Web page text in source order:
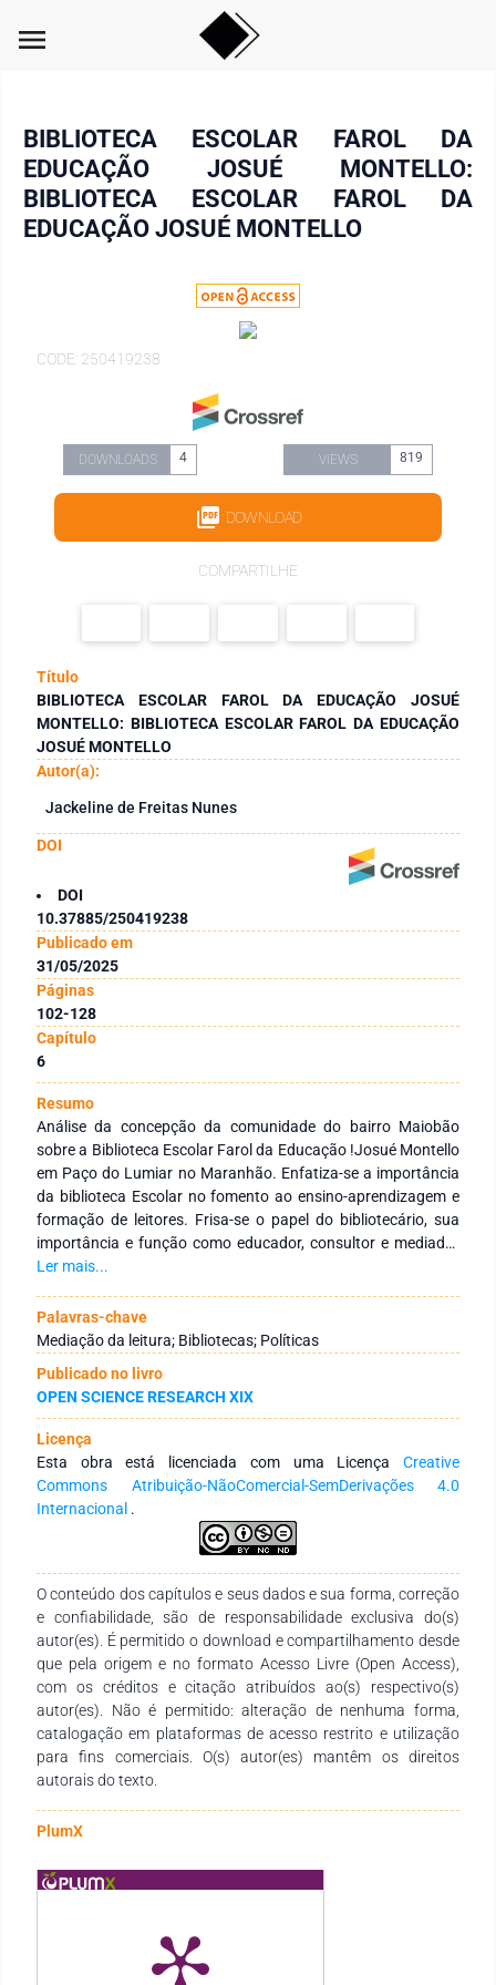
menu
BIBLIOTECA ESCOLAR FAROL DA
EDUCAÇÃO JOSUÉ MONTELLO:
BIBLIOTECA ESCOLAR FAROL DA
EDUCAÇÃO JOSUÉ MONTELLO
CODE: 250419238
DOWNLOADS 4 VIEWS 819
DOWNLOAD
COMPARTILHE
Título
BIBLIOTECA ESCOLAR FAROL DA EDUCAÇÃO JOSUÉ
MONTELLO: BIBLIOTECA ESCOLAR FAROL DA EDUCAÇÃO
JOSUÉ MONTELLO
Autor(a):
Jackeline de Freitas Nunes
DOI
DOI
10.37885/250419238
Publicado em
31/05/2025
Páginas
102-128
Capítulo
6
Resumo
Análise da concepção da comunidade do bairro Maiobão
sobre a Biblioteca Escolar Farol da Educação !Josué Montello
em Paço do Lumiar no Maranhão. Enfatiza-se a importância
da biblioteca Escolar no fomento ao ensino-aprendizagem e
formação de leitores. Frisa-se o papel do bibliotecário, sua
importância e função como educador, consultor e mediador
da informação. Avalia-se a atuação da Biblioteca Farol da
implantada, apresentando os resultados obtidos através de
pesquisa de campo onde foi aplicado questionário aos
moradores do bairro, realizado entrevista com a supervisora
estadual das Biblioteca Farol da Educação do Maranhão e
com os presidentes das entidades sociais representativas da
comunidade. Depreende-se, com base na análise das
informações coletadas, que: a frequência dos usuários na
Biblioteca Farol da Educação está relacionada à pesquisa
para trabalhos escolares e realização de provas; as
atividades e serviços não têm obtido um bom índice de
participação, uma vez que a minoria são envolvidos nas
estudo, nota-se que a Biblioteca Farol da Educação tem
estado presente na vida dos comunitários. Conclui-se que a
Biblioteca escolar farol da educação Josué Montello tem
contribuído de forma elementar no fomento ao ensino-
aprendizagem e na formação de leitores na comunidade do
Maiobão, contudo há a necessidade de incrementos efetivos
no fortalecimento desse equipamento informacional para
melhor desenvolvimento da cultura e das políticas de leitura.
Ler mais...
Palavras-chave
Mediação da leitura; Bibliotecas; Políticas
Publicado no livro
OPEN SCIENCE RESEARCH XIX
Licença
Esta obra está licenciada com uma Licença Creative
Commons Atribuição-NãoComercial-SemDerivações 4.0
Internacional .
O conteúdo dos capítulos e seus dados e sua forma, correção
e confiabilidade, são de responsabilidade exclusiva do(s)
autor(es). É permitido o download e compartilhamento desde
que pela origem e no formato Acesso Livre (Open Access),
com os créditos e citação atribuídos ao(s) respectivo(s)
autor(es). Não é permitido: alteração de nenhuma forma,
catalogação em plataformas de acesso restrito e utilização
para fins comerciais. O(s) autor(es) mantêm os direitos
autorais do texto.
PlumX